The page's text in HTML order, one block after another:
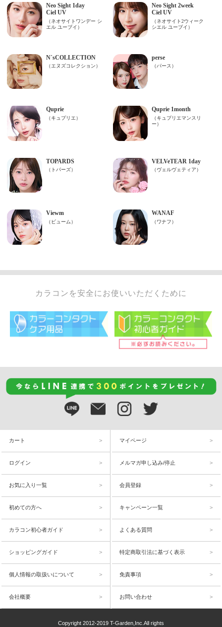
カラコンを安全にお使いいただくために
カート マイページ
ログイン メルマガ申し込み/停止
お気に入り一覧 会員登録
初めての方へ キャンペーン一覧
カラコン初心者ガイド よくある質問
ショッピングガイド 特定商取引法に基づく表示
個人情報の取扱いについて 免責事項
会社概要 お問い合わせ
Copyright 2012-2019 T-Garden,Inc.All rights